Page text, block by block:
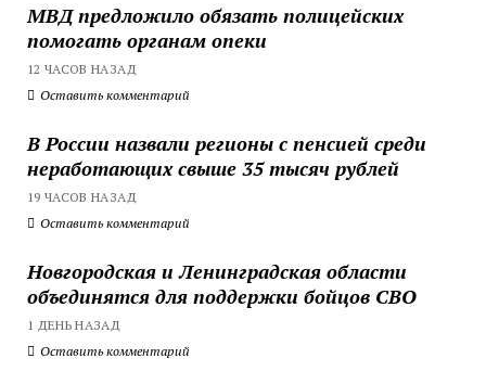
МВД предложило обязать полицейских
помогать органам опеки
12 ЧАСОВ НАЗАД
Оставить комментарий
В России назвали регионы с пенсией среди
неработающих свыше 35 тысяч рублей
19 ЧАСОВ НАЗАД
Оставить комментарий
Новгородская и Ленинградская области
объединятся для поддержки бойцов СВО
1 ДЕНЬ НАЗАД
Оставить комментарий